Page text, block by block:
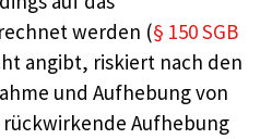
werden (§ 150 SGB
angibt, riskiert nach den
und Aufhebung von
Aufhebung